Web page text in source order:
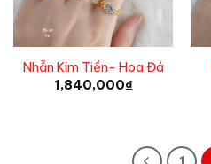
Nhẫn Kim Tiền- Hoa Đá
1,840,000₫